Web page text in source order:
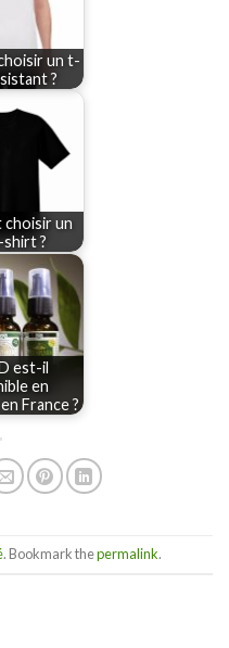
un t-
?
choisir un
?
est-il
en
France ?
. Bookmark thepermalink.